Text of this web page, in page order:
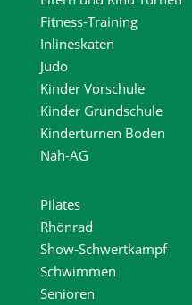
Fitness-Training
Inlineskaten
Judo
Kinder Vorschule
Kinder Grundschule
Kinderturnen Boden
Näh-AG
Pilates
Rhönrad
Show-Schwertkampf
Schwimmen
Senioren